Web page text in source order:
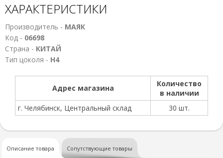
ХАРАКТЕРИСТИКИ
Производитель - МАЯК
Код - 06698
Страна - КИТАЙ
Тип цоколя - Н4
Адрес магазина
Количество
в наличии
г. Челябинск, Центральный склад
30 шт.
Описание товара Сопутствующие товары